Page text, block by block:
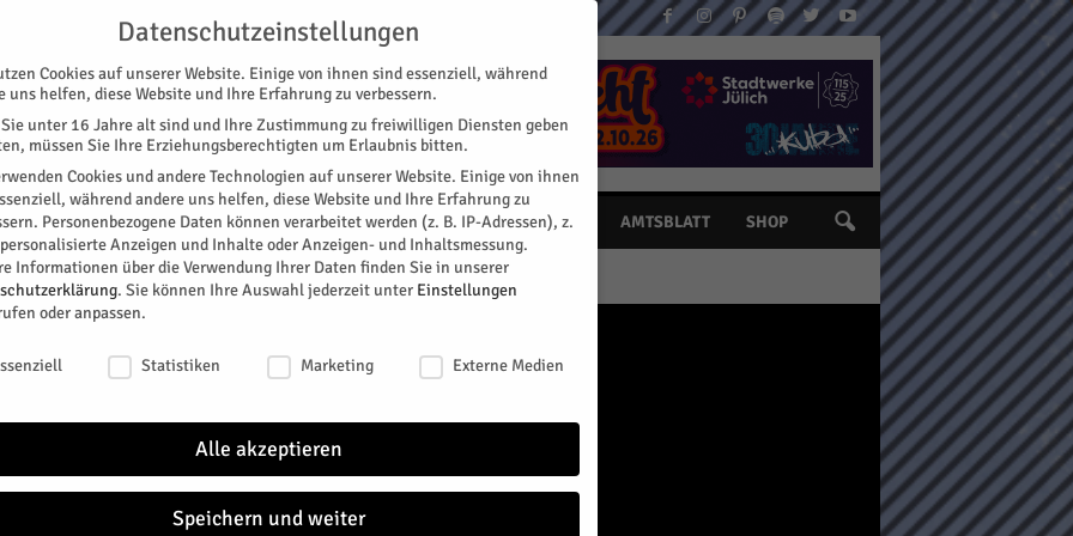
KONTAKT IMPRESSUM
SPEZIAL E-PAPER KINO GALERIE TERMINE AMTSBLATT SHOP
Datenschutzeinstellungen
Cookies auf unserer Website. Einige von ihnen sind essenziell, während
uns helfen, diese Website und Ihre Erfahrung zu verbessern.
unter 16 Jahre alt sind und Ihre Zustimmung zu freiwilligen Diensten geben
müssen Sie Ihre Erziehungsberechtigten um Erlaubnis bitten.
Cookies und andere Technologien auf unserer Website. Einige von ihnen
während andere uns helfen, diese Website und Ihre Erfahrung zu
Personenbezogene Daten können verarbeitet werden (z. B. IP-Adressen), z.
Anzeigen und Inhalte oder Anzeigen- und Inhaltsmessung.
Informationen über die Verwendung Ihrer Daten finden Sie in unserer
. Sie können Ihre Auswahl jederzeit unter Einstellungen
oder anpassen.
Statistiken Marketing Externe Medien
Alle akzeptieren
Speichern und weiter